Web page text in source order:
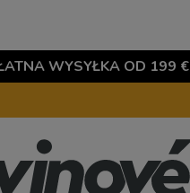
WYSYŁKA OD 199 €